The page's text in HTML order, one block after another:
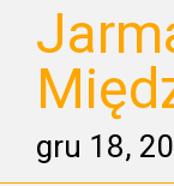
gru 18,